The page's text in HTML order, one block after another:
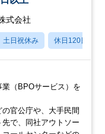
式会社
土日祝休み 休日120日以上
（BPOサービス）を
官公庁や、大手民間
で、同社アウトソー